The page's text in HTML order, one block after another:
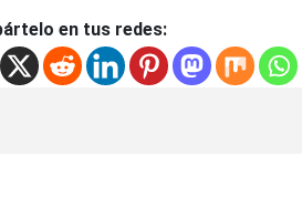
en tus redes: